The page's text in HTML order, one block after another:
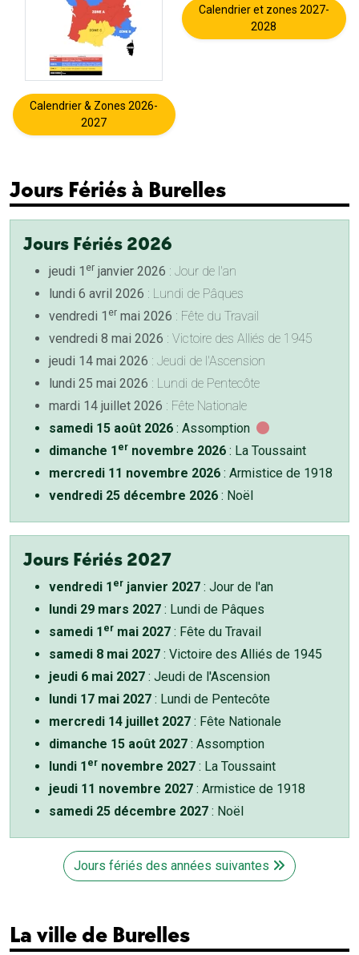
Calendrier & Zones 2026-
2027
Calendrier et zones 2027-
2028
Jours Fériés à Burelles
Jours Fériés 2026
jeudi 1 er janvier 2026 : Jour de l'an
lundi 6 avril 2026 : Lundi de Pâques
vendredi 1 er mai 2026 : Fête du Travail
vendredi 8 mai 2026 : Victoire des Alliés de 1945
jeudi 14 mai 2026 : Jeudi de l'Ascension
lundi 25 mai 2026 : Lundi de Pentecôte
mardi 14 juillet 2026 : Fête Nationale
samedi 15 août 2026 : Assomption
dimanche 1 er novembre 2026 : La Toussaint
mercredi 11 novembre 2026 : Armistice de 1918
vendredi 25 décembre 2026 : Noël
Jours Fériés 2027
vendredi 1 er janvier 2027 : Jour de l'an
lundi 29 mars 2027 : Lundi de Pâques
samedi 1 er mai 2027 : Fête du Travail
samedi 8 mai 2027 : Victoire des Alliés de 1945
jeudi 6 mai 2027 : Jeudi de l'Ascension
lundi 17 mai 2027 : Lundi de Pentecôte
mercredi 14 juillet 2027 : Fête Nationale
dimanche 15 août 2027 : Assomption
lundi 1 er novembre 2027 : La Toussaint
jeudi 11 novembre 2027 : Armistice de 1918
samedi 25 décembre 2027 : Noël
Jours fériés des années suivantes
La ville de Burelles